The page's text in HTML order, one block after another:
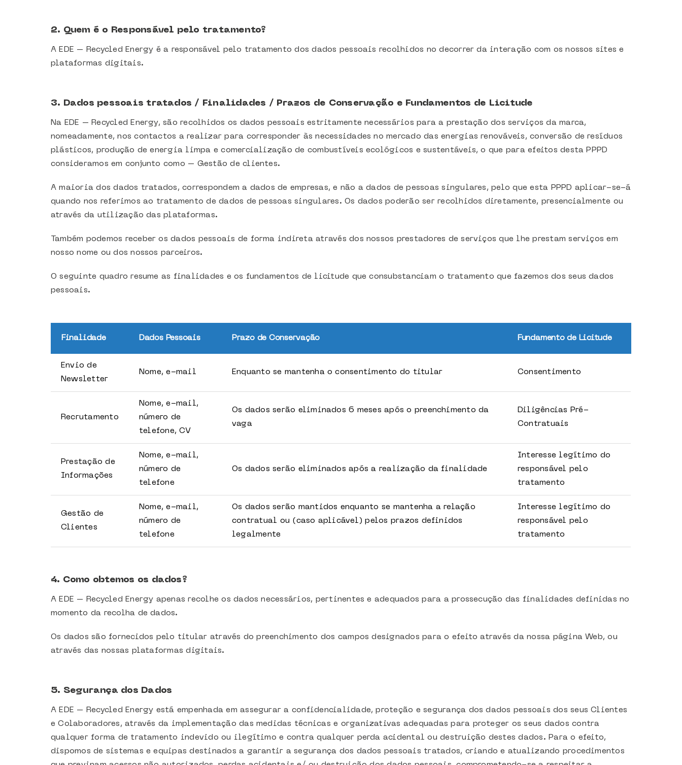
2. Quem é o Responsável pelo tratamento?
A EDE – Recycled Energy é a responsável pelo tratamento dos dados pessoais recolhidos no decorrer da interação com os nossos sites e
plataformas digitais.
3. Dados pessoais tratados / Finalidades / Prazos de Conservação e Fundamentos de Licitude
Na EDE – Recycled Energy, são recolhidos os dados pessoais estritamente necessários para a prestação dos serviços da marca,
nomeadamente, nos contactos a realizar para corresponder às necessidades no mercado das energias renováveis, conversão de resíduos
plásticos, produção de energia limpa e comercialização de combustíveis ecológicos e sustentáveis, o que para efeitos desta PPPD
consideramos em conjunto como – Gestão de clientes.
A maioria dos dados tratados, correspondem a dados de empresas, e não a dados de pessoas singulares, pelo que esta PPPD aplicar-se-á
quando nos referimos ao tratamento de dados de pessoas singulares. Os dados poderão ser recolhidos diretamente, presencialmente ou
através da utilização das plataformas.
Também podemos receber os dados pessoais de forma indireta através dos nossos prestadores de serviços que lhe prestam serviços em
nosso nome ou dos nossos parceiros.
O seguinte quadro resume as finalidades e os fundamentos de licitude que consubstanciam o tratamento que fazemos dos seus dados
pessoais.
Finalidade Dados Pessoais Prazo de Conservação Fundamento de Licitude
Envio de
Newsletter
Nome, e-mail Enquanto se mantenha o consentimento do titular Consentimento
Recrutamento
Nome, e-mail,
número de
telefone, CV
Os dados serão eliminados 6 meses após o preenchimento da
vaga
Diligências Pré-
Contratuais
Prestação de
Informações
Nome, e-mail,
número de
telefone
Os dados serão eliminados após a realização da finalidade
Interesse legítimo do
responsável pelo
tratamento
Gestão de
Clientes
Nome, e-mail,
número de
telefone
Os dados serão mantidos enquanto se mantenha a relação
contratual ou (caso aplicável) pelos prazos definidos
legalmente
Interesse legítimo do
responsável pelo
tratamento
4. Como obtemos os dados?
A EDE – Recycled Energy apenas recolhe os dados necessários, pertinentes e adequados para a prossecução das finalidades definidas no
momento da recolha de dados.
Os dados são fornecidos pelo titular através do preenchimento dos campos designados para o efeito através da nossa página Web, ou
através das nossas plataformas digitais.
5. Segurança dos Dados
A EDE – Recycled Energy está empenhada em assegurar a confidencialidade, proteção e segurança dos dados pessoais dos seus Clientes
e Colaboradores, através da implementação das medidas técnicas e organizativas adequadas para proteger os seus dados contra
qualquer forma de tratamento indevido ou ilegítimo e contra qualquer perda acidental ou destruição destes dados. Para o efeito,
dispomos de sistemas e equipas destinados a garantir a segurança dos dados pessoais tratados, criando e atualizando procedimentos